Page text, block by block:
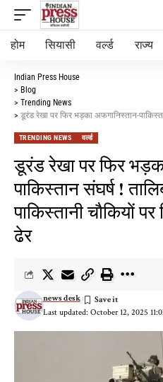
होम सियासी वर्ल्ड राज्य
Indian Press House
> Blog
> Trending News
> डूरंड रेखा पर फिर भड़का अफगानिस्तान-पाकिस्तान संघर्ष !
TRENDING NEWS वर्ल्ड
डूरंड रेखा पर फिर
पाकिस्तान संघर्ष !
पाकिस्तानी चौकियों
ढेर
Last updated: October 12, 2025
news desk